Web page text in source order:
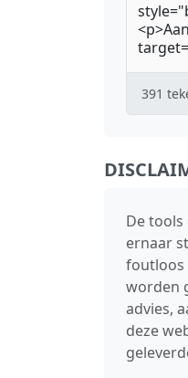
391
De
ernaar
foutloos
worden
advies,
deze